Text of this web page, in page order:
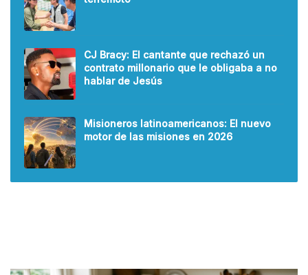
CJ Bracy: El cantante que rechazó un
contrato millonario que le obligaba a no
hablar de Jesús
Misioneros latinoamericanos: El nuevo
motor de las misiones en 2026